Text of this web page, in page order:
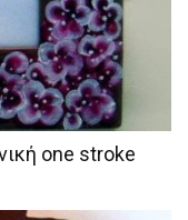
one stroke